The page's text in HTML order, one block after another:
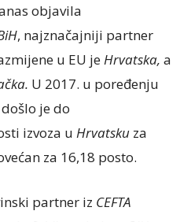
objavila
, najznačajniji partner
u EU jeHrvatska, a
U 2017. u poređenju
je do
izvoza u Hrvatsku za
za 16,18 posto.
partner iz CEFTA